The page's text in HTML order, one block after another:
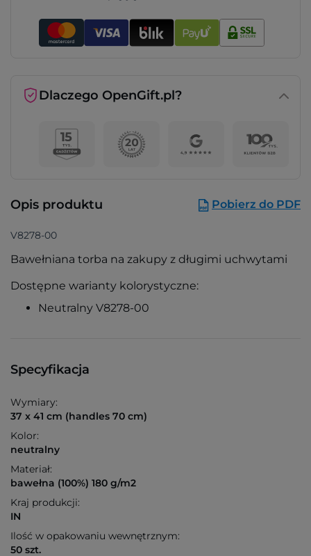
Dlaczego OpenGift.pl?
Opis produktu Pobierz do PDF
V8278-00
Bawełniana torba na zakupy z długimi uchwytami
Dostępne warianty kolorystyczne:
Neutralny V8278-00
Specyfikacja
Wymiary:
37 x 41 cm (handles 70 cm)
Kolor:
neutralny
Materiał:
bawełna (100%) 180 g/m2
Kraj produkcji:
IN
Ilość w opakowaniu wewnętrznym:
50 szt.